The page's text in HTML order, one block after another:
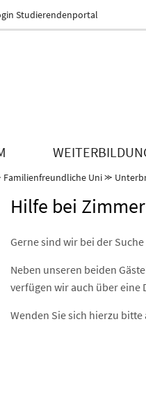
Studierendenportal
Familienfreundliche Uni⪼
Hilfe bei
Gerne sind wir bei der
Neben unseren beiden
verfügen wir auch über eine
Wenden Sie sich hierzu bitte